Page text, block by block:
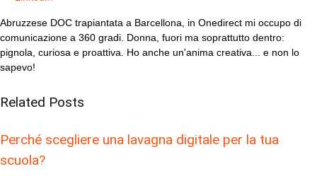
Abruzzese DOC trapiantata a Barcellona, in Onedirect mi occupo di
comunicazione a 360 gradi. Donna, fuori ma soprattutto dentro:
pignola, curiosa e proattiva. Ho anche un'anima creativa... e non lo
sapevo!
Related Posts
Perché scegliere una lavagna digitale per la tua
scuola?